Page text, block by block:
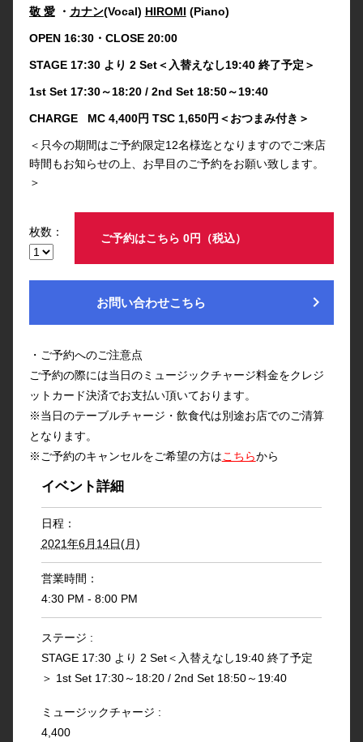
敬 愛・ カナン(Vocal) HIROMI (Piano)
OPEN 16:30・CLOSE 20:00
STAGE 17:30 より 2 Set＜入替えなし19:40 終了予定＞
1st Set 17:30～18:20 / 2nd Set 18:50～19:40
CHARGE MC 4,400円 TSC 1,650円＜おつまみ付き＞
＜只今の期間はご予約限定12名様迄となりますのでご来店
時間もお知らせの上、お早目のご予約をお願い致します。
＞
枚数： ご予約はこちら 0円（税込）
お問い合わせこちら chevron_right
・ご予約へのご注意点
ご予約の際には当日のミュージックチャージ料金をクレジ
ットカード決済でお支払い頂いております。
※当日のテーブルチャージ・飲食代は別途お店でのご清算
となります。
※ご予約のキャンセルをご希望の方はこちらから
イベント詳細
日程：
2021年6月14日(月)
営業時間：
4:30 PM - 8:00 PM
ステージ :
STAGE 17:30 より 2 Set＜入替えなし19:40 終了予定
＞ 1st Set 17:30～18:20 / 2nd Set 18:50～19:40
ミュージックチャージ :
4,400